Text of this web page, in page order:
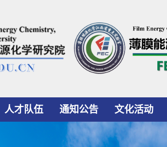
人才队伍 通知公告 文化活动